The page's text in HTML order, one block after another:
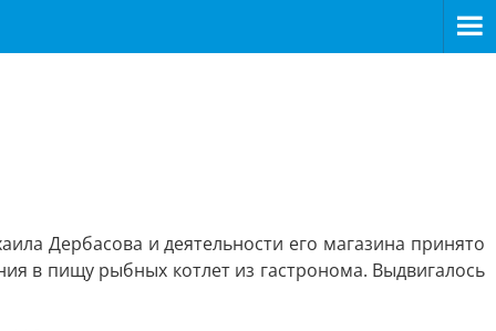
Дербасова и деятельности его магазина принято
в пищу рыбных котлет из гастронома. Выдвигалось